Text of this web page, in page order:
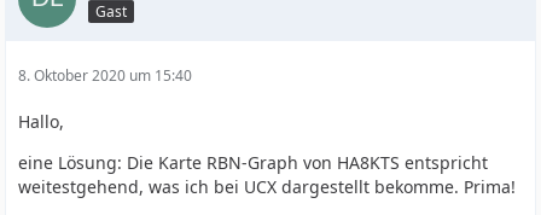
Gast
8. Oktober 2020 um 15:40
Hallo,
eine Lösung: Die Karte RBN-Graph von HA8KTS entspricht
weitestgehend, was ich bei UCX dargestellt bekomme. Prima!